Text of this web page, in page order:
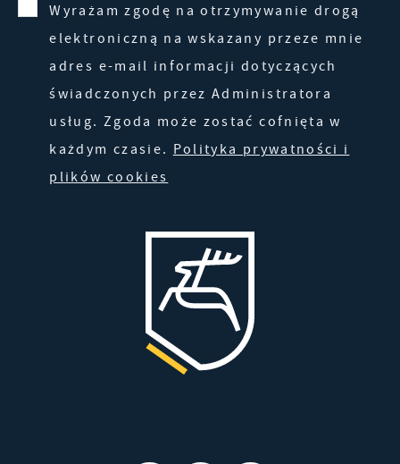
Wyrażam zgodę na otrzymywanie drogą
elektroniczną na wskazany przeze mnie
adres e-mail informacji dotyczących
świadczonych przez Administratora
usług. Zgoda może zostać cofnięta w
każdym czasie. Polityka prywatności i
plików cookies